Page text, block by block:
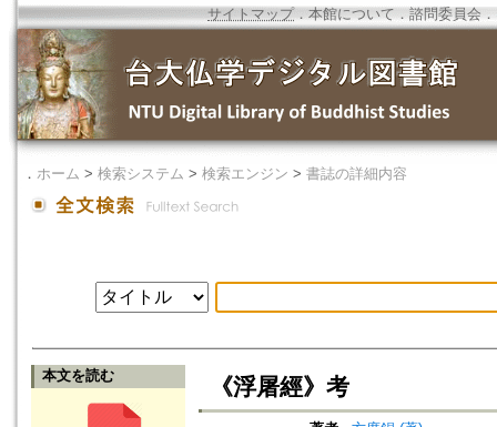
サイトマップ．本館について ． 諮問委員会 ．
． ホーム > 検索システム > 検索エンジン > 書誌の詳細内容
本文を読む 《浮屠經》考